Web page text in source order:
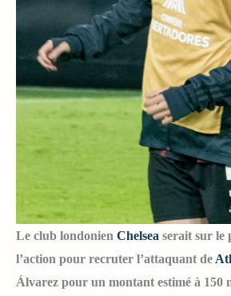
Le club londonien Chelsea serait sur le
l’action pour recruter l’attaquant de
Álvarez pour un montant estimé à 150